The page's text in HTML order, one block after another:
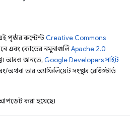
পৃষ্ঠার কন্টেন্ট Creative Commons
এবং কোডের নমুনাগুলিApache 2.0
আরও জানতে, Google Developers সাইট
তার অ্যাফিলিয়েট সংস্থার রেজিস্টার্ড
করা হয়েছে।